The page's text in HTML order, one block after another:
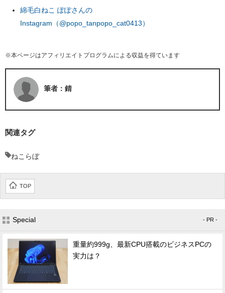
綿毛白ねこ ぽぽさんの
Instagram（@popo_tanpopo_cat0413）
※本ページはアフィリエイトプログラムによる収益を得ています
筆者：錆
関連タグ
ねこらぼ
TOP
Special - PR -
重量約999g、最新CPU搭載のビジネスPCの
実力は？